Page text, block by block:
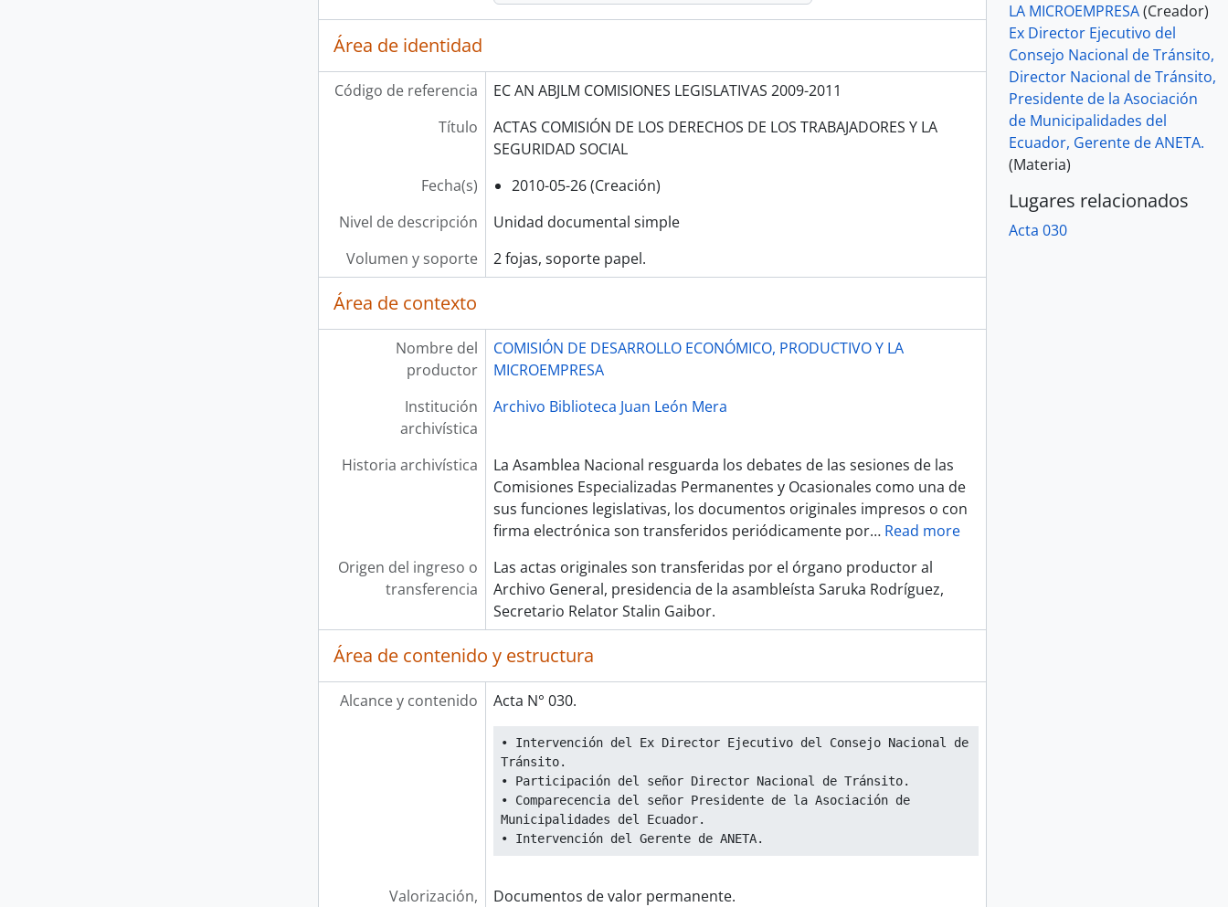
Área de identidad
Código de referencia
EC AN ABJLM COMISIONES LEGISLATIVAS 2009-2011
Título
ACTAS COMISIÓN DE LOS DERECHOS DE LOS TRABAJADORES Y LA
SEGURIDAD SOCIAL
Fecha(s)
2010-05-26 (Creación)
Nivel de descripción
Unidad documental simple
Volumen y soporte
2 fojas, soporte papel.
Área de contexto
Nombre del
productor
COMISIÓN DE DESARROLLO ECONÓMICO, PRODUCTIVO Y LA
MICROEMPRESA
Institución
archivística
Archivo Biblioteca Juan León Mera
Historia archivística
La Asamblea Nacional resguarda los debates de las sesiones de las
Comisiones Especializadas Permanentes y Ocasionales como una de
sus funciones legislativas, los documentos originales impresos o con
firma electrónica son transferidos periódicamente por… Read more
Origen del ingreso o
transferencia
Las actas originales son transferidas por el órgano productor al
Archivo General, presidencia de la asambleísta Saruka Rodríguez,
Secretario Relator Stalin Gaibor.
Área de contenido y estructura
Alcance y contenido Acta N° 030.
• Intervención del Ex Director Ejecutivo del Consejo Nacional de
Tránsito.
• Participación del señor Director Nacional de Tránsito.
• Comparecencia del señor Presidente de la Asociación de
Municipalidades del Ecuador.
• Intervención del Gerente de ANETA.
Valorización,
Documentos de valor permanente.
LA MICROEMPRESA(Creador)
Ex Director Ejecutivo del
Consejo Nacional de Tránsito,
Director Nacional de Tránsito,
Presidente de la Asociación
de Municipalidades del
Ecuador, Gerente de ANETA.
(Materia)
Lugares relacionados
Acta 030